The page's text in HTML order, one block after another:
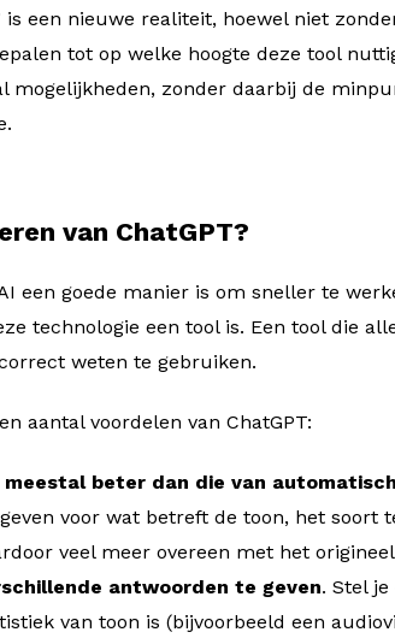
is een nieuwe realiteit, hoewel niet
tot op welke hoogte deze tool
mogelijkheden, zonder daarbij de
van ChatGPT?
een goede manier is om sneller te
technologie een tool is. Een tool die
weten te gebruiken.
aantal voordelen van ChatGPT:
beter dan die van
voor wat betreft de toon, het soort
veel meer overeen met het
antwoorden te geven. Stel
van toon is (bijvoorbeeld een